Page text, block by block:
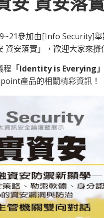
參加由[Info Security]
資安落實」，歡迎大家來攤
程 「Identity is Everying」
產品的相關精彩資訊！